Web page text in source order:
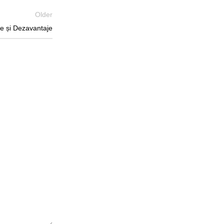
Older
și Dezavantaje